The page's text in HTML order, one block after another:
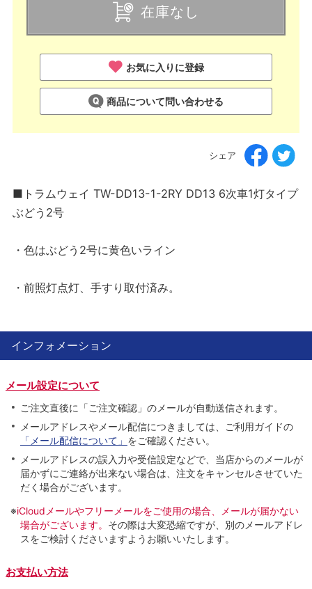
在庫なし
お気に入りに登録
商品について問い合わせる
シェア
■トラムウェイ TW-DD13-1-2RY DD13 6次車1灯タイプ
ぶどう2号
・色はぶどう2号に黄色いライン
・前照灯点灯、手すり取付済み。
インフォメーション
メール設定について
ご注文直後に「ご注文確認」のメールが自動送信されます。
メールアドレスやメール配信につきましては、ご利用ガイドの
「メール配信について」 をご確認ください。
メールアドレスの誤入力や受信設定などで、当店からのメールが
届かずにご連絡が出来ない場合は、注文をキャンセルさせていた
だく場合がございます。
※iCloudメールやフリーメールをご使用の場合、メールが届かない
場合がございます。 その際は大変恐縮ですが、別のメールアドレ
スをご検討くださいますようお願いいたします。
お支払い方法